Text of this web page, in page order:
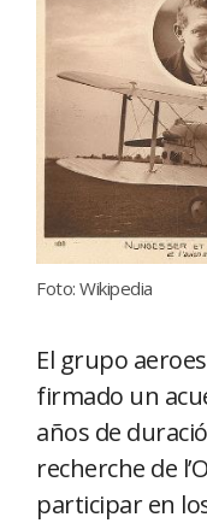
Foto: Wikipedia
El grupo
firmado un
años de
recherche de
participar en